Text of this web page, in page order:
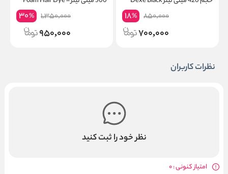
850,000
18%
700,000
500ml Bubble Mousse
1,350,000
30%
950,000
نظرات کاربران
نظر خود را ثبت کنید
امتیاز کنونی : 0